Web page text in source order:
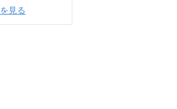
見る